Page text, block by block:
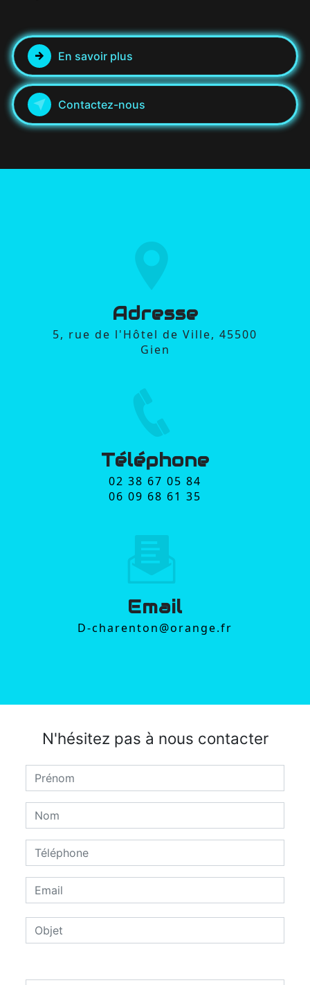
En savoir plus
Contactez-nous
Adresse
5, rue de l'Hôtel de Ville, 45500
Gien
Téléphone
02 38 67 05 84
06 09 68 61 35
Email
d-charenton@orange.fr
N'hésitez pas à nous contacter